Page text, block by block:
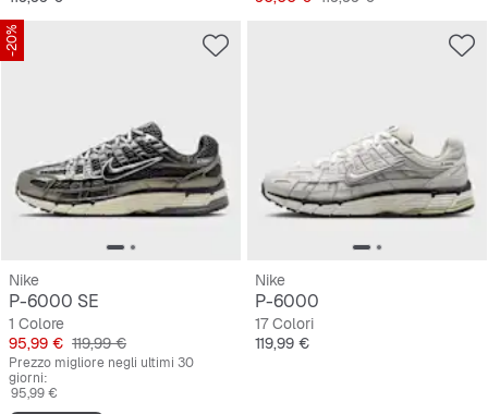
-20%
Nike
P-6000 SE
1 Colore
Prezzo
95,99 € Prezzo originale
119,99 €
Prezzo migliore negli ultimi 30
giorni:
95,99 €
Nike
P-6000
17 Colori
Prezzo
119,99 €